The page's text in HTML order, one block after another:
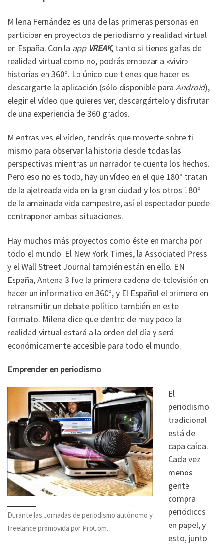
Milena Fernández es una de las primeras personas en
participar en proyectos de periodismo y realidad virtual
en España. Con la app VREAK, tanto si tienes gafas de
realidad virtual como no, podrás empezar a «vivir»
historias en 360º. Lo único que tienes que hacer es
descargarte la aplicación (sólo disponible para Android),
elegir el vídeo que quieres ver, descargártelo y disfrutar
de una experiencia de 360 grados.
Mientras ves el vídeo, tendrás que moverte sobre ti
mismo para observar la historia desde todas las
perspectivas mientras un narrador te cuenta los hechos.
Pero eso no es todo, hay un vídeo en el que 180º tratan
de la ajetreada vida en la gran ciudad y los otros 180º
de la amainada vida campestre, así el espectador puede
contraponer ambas situaciones.
Hay muchos más proyectos como éste en marcha por
todo el mundo. El New York Times, la Associated Press
y el Wall Street Journal también están en ello. EN
España, Antena 3 fue la primera cadena de televisión en
hacer un informativo en 360º, y El Español el primero en
retransmitir un debate político también en este
formato. Milena dice que dentro de muy poco la
realidad virtual estará a la orden del día y será
económicamente accesible para todo el mundo.
Emprender en periodismo
Durante las Jornadas de periodismo autónomo y
freelance promovida por ProCom.
El
periodismo
tradicional
está de
capa caída.
Cada vez
menos
gente
compra
periódicos
en papel, y
esto, junto